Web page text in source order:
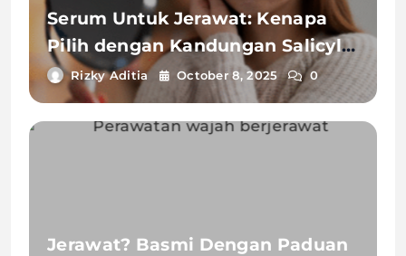
Serum Untuk Jerawat: Kenapa
Pilih dengan Kandungan Salicylic
Acid?
Rizky Aditia October 8, 2025 0
Jerawat? Basmi Dengan Paduan